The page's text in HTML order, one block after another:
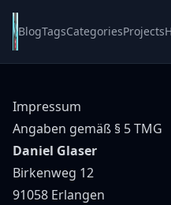
BlogTagsCategoriesProjects
Impressum
Angaben gemäß § 5 TMG
Daniel Glaser
Birkenweg 12
91058 Erlangen